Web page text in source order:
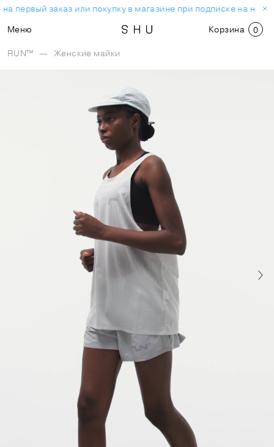
первый заказ или покупку в магазине при подписке на
Меню
Корзина 0
RUN™ — Женские майки